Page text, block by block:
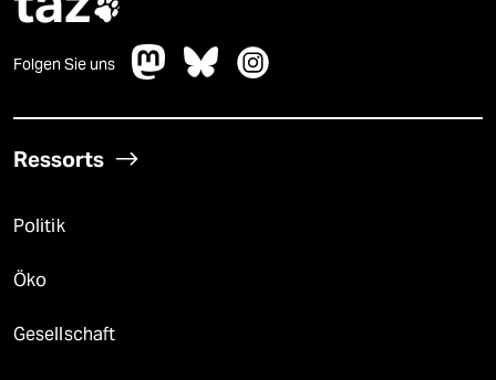

Folgen Sie uns
Ressorts
Politik
Öko
Gesellschaft